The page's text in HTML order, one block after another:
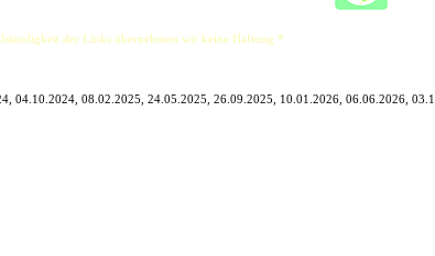
der Links übernehmen wir keine Haftung *
08.02.2025, 24.05.2025, 26.09.2025, 10.01.2026, 06.06.2026,